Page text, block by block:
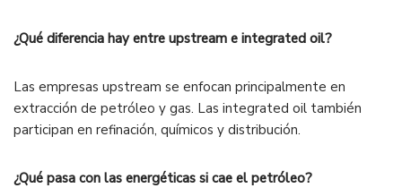
¿Qué diferencia hay entre upstream e integrated oil?
Las empresas upstream se enfocan principalmente en
extracción de petróleo y gas. Las integrated oil también
participan en refinación, químicos y distribución.
¿Qué pasa con las energéticas si cae el petróleo?